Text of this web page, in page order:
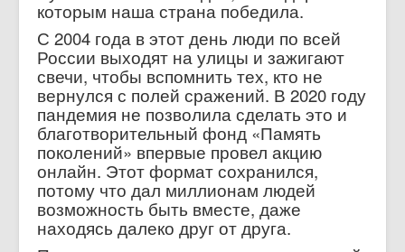
которым наша страна победила.
С 2004 года в этот день люди по всей
России выходят на улицы и зажигают
свечи, чтобы вспомнить тех, кто не
вернулся с полей сражений. В 2020 году
пандемия не позволила сделать это и
благотворительный фонд «Память
поколений» впервые провел акцию
онлайн. Этот формат сохранился,
потому что дал миллионам людей
возможность быть вместе, даже
находясь далеко друг от друга.